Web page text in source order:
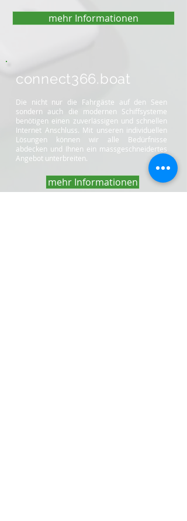
mehr Informationen
connect366.boat
Die nicht nur die Fahrgäste auf den Seen
sondern auch die modernen Schiffsysteme
benötigen einen zuverlässigen und schnellen
Internet Anschluss. Mit unseren individuellen
Lösungen können wir alle Bedürfnisse
abdecken und Ihnen ein massgeschneidertes
Angebot unterbreiten.
mehr Informationen